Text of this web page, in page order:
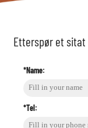
Etterspør et sitat
*Name:
*Tel: